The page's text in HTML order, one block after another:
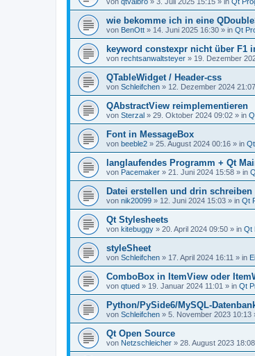
wie bekomme ich in eine
von BenOtt » 14. Juni 2025 16:30 » in Qt
keyword constexpr nicht über F1
von rechtsanwaltsteyer » 19. Dezember
QTableWidget / Header-css
von Schleifchen » 12. Dezember 2024 21:07
QAbstractView reimplementieren
von Sterzal » 29. Oktober 2024 09:02 » in
Font in MessageBox
von beeble2 » 25. August 2024 00:16 » in
langlaufendes Programm + Qt
von Pacemaker » 21. Juni 2024 15:58 » in
Datei erstellen und drin schreiben
von nik20099 » 12. Juni 2024 15:03 » in Qt
Qt Stylesheets
von kitebuggy » 20. April 2024 09:50 » in Qt
styleSheet
von Schleifchen » 17. April 2024 16:11 » in
ComboBox in ItemView oder
von qtued » 19. Januar 2024 11:01 » in Qt
Python/PySide6/MySQL-
von Schleifchen » 5. November 2023 10:13
Qt Open Source
von Netzschleicher » 28. August 2023 18:08